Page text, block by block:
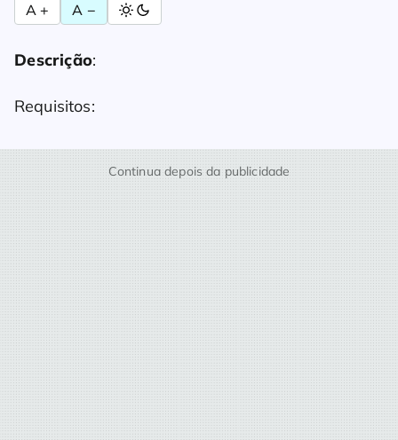
A + A −
Descrição:
Requisitos:
Continua depois da publicidade